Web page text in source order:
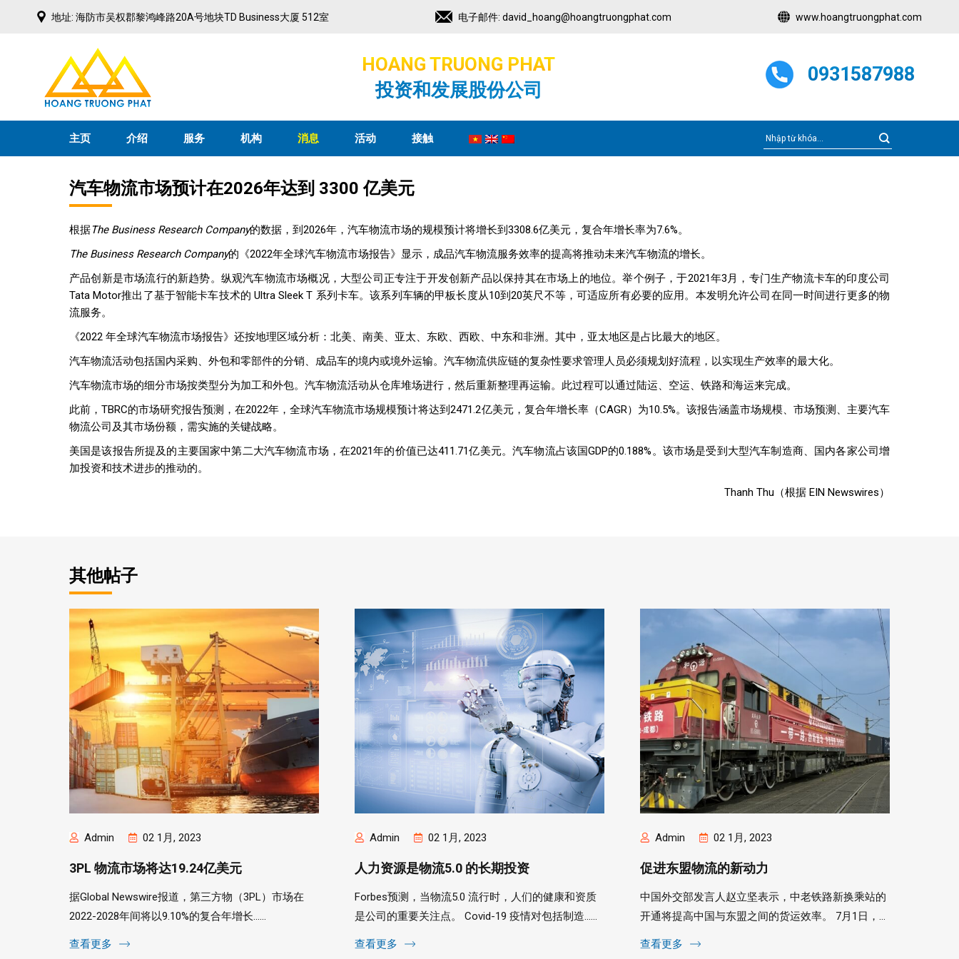
地址: 海防市吴权郡黎鸿峰路20A号地块TD Business大厦 512室 电子邮件: david_hoang@hoangtruongphat.com www.hoangtruongphat.com
HOANG TRUONG PHAT
投资和发展股份公司
0931587988
主页 介绍 服务 机构 消息 活动 接触
汽车物流市场预计在2026年达到 3300 亿美元
根据The Business Research Company的数据，到2026年，汽车物流市场的规模预计将增长到3308.6亿美元，复合年增长率为7.6%。
The Business Research Company的《2022年全球汽车物流市场报告》显示，成品汽车物流服务效率的提高将推动未来汽车物流的增长。
产品创新是市场流行的新趋势。纵观汽车物流市场概况，大型公司正专注于开发创新产品以保持其在市场上的地位。举个例子，于2021年3月，专门生产物流卡车的印度公司
Tata Motor推出了基于智能卡车技术的 Ultra Sleek T 系列卡车。该系列车辆的甲板长度从10到20英尺不等，可适应所有必要的应用。本发明允许公司在同一时间进行更多的物
流服务。
《2022 年全球汽车物流市场报告》还按地理区域分析：北美、南美、亚太、东欧、西欧、中东和非洲。其中，亚太地区是占比最大的地区。
汽车物流活动包括国内采购、外包和零部件的分销、成品车的境内或境外运输。汽车物流供应链的复杂性要求管理人员必须规划好流程，以实现生产效率的最大化。
汽车物流市场的细分市场按类型分为加工和外包。汽车物流活动从仓库堆场进行，然后重新整理再运输。此过程可以通过陆运、空运、铁路和海运来完成。
此前，TBRC的市场研究报告预测，在2022年，全球汽车物流市场规模预计将达到2471.2亿美元，复合年增长率（CAGR）为10.5%。该报告涵盖市场规模、市场预测、主要汽车
物流公司及其市场份额，需实施的关键战略。
美国是该报告所提及的主要国家中第二大汽车物流市场，在2021年的价值已达411.71亿美元。汽车物流占该国GDP的0.188%。该市场是受到大型汽车制造商、国内各家公司增
加投资和技术进步的推动的。
Thanh Thu（根据 EIN Newswires）
其他帖子
Admin 02 1月, 2023
3PL 物流市场将达19.24亿美元
据Global Newswire报道，第三方物（3PL）市场在
2022-2028年间将以9.10%的复合年增长......
查看更多
Admin 02 1月, 2023
人力资源是物流5.0 的长期投资
Forbes预测，当物流5.0 流行时，人们的健康和资质
是公司的重要关注点。 Covid-19 疫情对包括制造......
查看更多
Admin 02 1月, 2023
促进东盟物流的新动力
中国外交部发言人赵立坚表示，中老铁路新换乘站的
开通将提高中国与东盟之间的货运效率。 7月1日，中
老铁路新换乘站......
查看更多